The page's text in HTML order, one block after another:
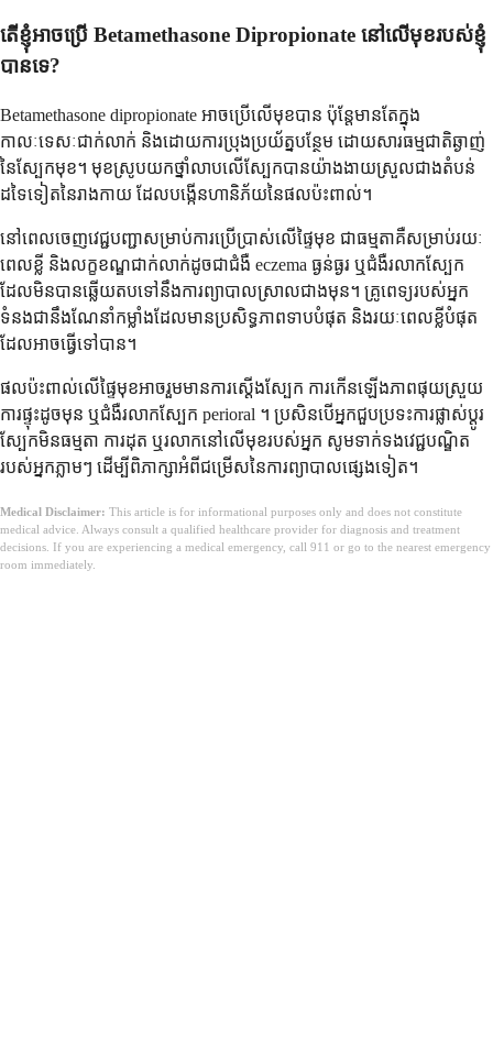
តើខ្ញុំអាចប្រើ Betamethasone Dipropionate នៅលើមុខរបស់ខ្ញុំ
បានទេ?
Betamethasone dipropionate អាចប្រើលើមុខបាន ប៉ុន្តែមានតែក្នុង
កាលៈទេសៈជាក់លាក់ និងដោយការប្រុងប្រយ័ត្នបន្ថែម ដោយសារធម្មជាតិឆ្ងាញ់
នៃស្បែកមុខ។ មុខស្រូបយកថ្នាំលាបលើស្បែកបានយ៉ាងងាយស្រួលជាងតំបន់
ដទៃទៀតនៃរាងកាយ ដែលបង្កើនហានិភ័យនៃផលប៉ះពាល់។
នៅពេលចេញវេជ្ជបញ្ជាសម្រាប់ការប្រើប្រាស់លើផ្ទៃមុខ ជាធម្មតាគឺសម្រាប់រយៈ
ពេលខ្លី និងលក្ខខណ្ឌជាក់លាក់ដូចជាជំងឺ eczema ធ្ងន់ធ្ងរ ឬជំងឺរលាកស្បែក
ដែលមិនបានឆ្លើយតបទៅនឹងការព្យាបាលស្រាលជាងមុន។ គ្រូពេទ្យរបស់អ្នក
ទំនងជានឹងណែនាំកម្លាំងដែលមានប្រសិទ្ធភាពទាបបំផុត និងរយៈពេលខ្លីបំផុត
ដែលអាចធ្វើទៅបាន។
ផលប៉ះពាល់លើផ្ទៃមុខអាចរួមមានការស្តើងស្បែក ការកើនឡើងភាពផុយស្រួយ
ការផ្ទុះដូចមុន ឬជំងឺរលាកស្បែក perioral ។ ប្រសិនបើអ្នកជួបប្រទះការផ្លាស់ប្តូរ
ស្បែកមិនធម្មតា ការដុត ឬរលាកនៅលើមុខរបស់អ្នក សូមទាក់ទងវេជ្ជបណ្ឌិត
របស់អ្នកភ្លាមៗ ដើម្បីពិភាក្សាអំពីជម្រើសនៃការព្យាបាលផ្សេងទៀត។
Medical Disclaimer: This article is for informational purposes only and does not constitute
medical advice. Always consult a qualified healthcare provider for diagnosis and treatment
decisions. If you are experiencing a medical emergency, call 911 or go to the nearest emergency
room immediately.